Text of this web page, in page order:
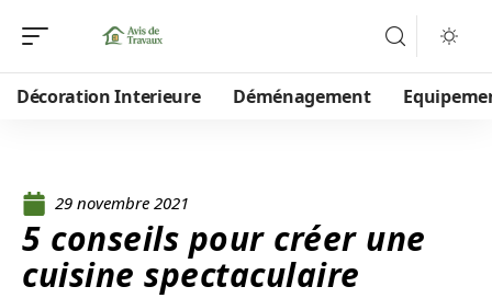
Décoration Interieure Déménagement
29 novembre 2021
5 conseils pour créer une
cuisine spectaculaire